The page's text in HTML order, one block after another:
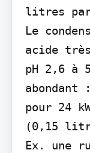
litres
Le
acide
pH 2,6 à
pour 24
(0,15
Ex. une